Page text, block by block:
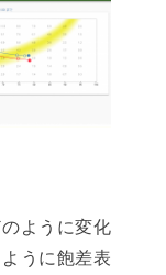
ように変化
うに飽差表